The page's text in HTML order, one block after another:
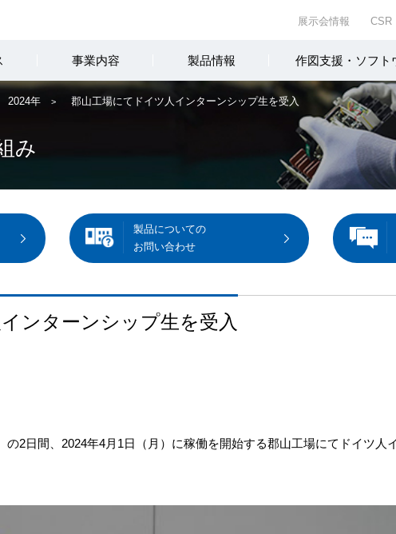
展示会情報 CSR
事業内容 製品情報 作図支援・ソフト
2024年 郡山工場にてドイツ人インターンシップ生を受入
み
製品についての
お問い合わせ
ンターンシップ生を受入
の2日間、 2024年4月 1日（月）に稼働を開始する郡山工場にてドイツ人